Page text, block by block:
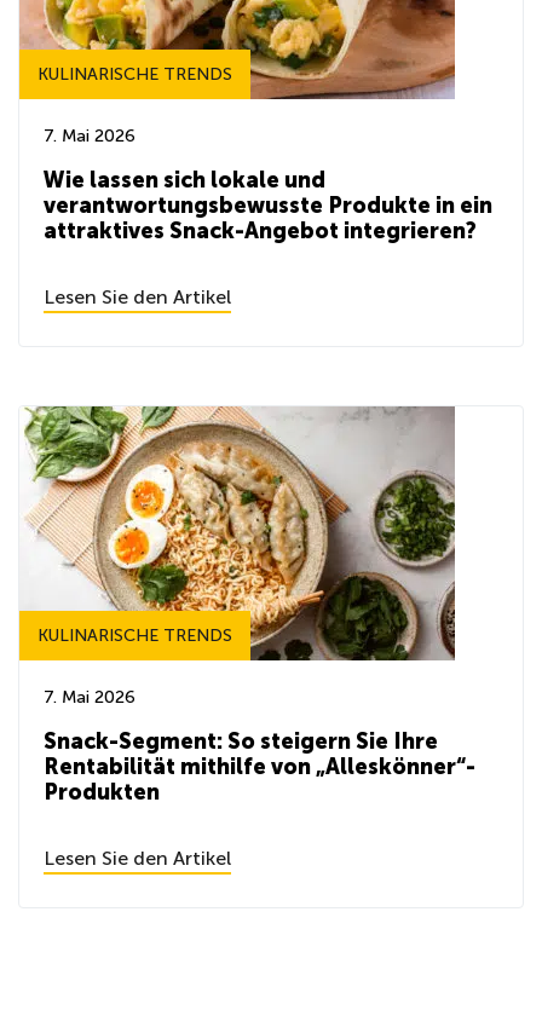
KULINARISCHE TRENDS
7. Mai 2026
Wie lassen sich lokale und
verantwortungsbewusste Produkte in ein
attraktives Snack-Angebot integrieren?
Lesen Sie den Artikel
KULINARISCHE TRENDS
7. Mai 2026
Snack-Segment: So steigern Sie Ihre
Rentabilität mithilfe von „Alleskönner“-
Produkten
Lesen Sie den Artikel